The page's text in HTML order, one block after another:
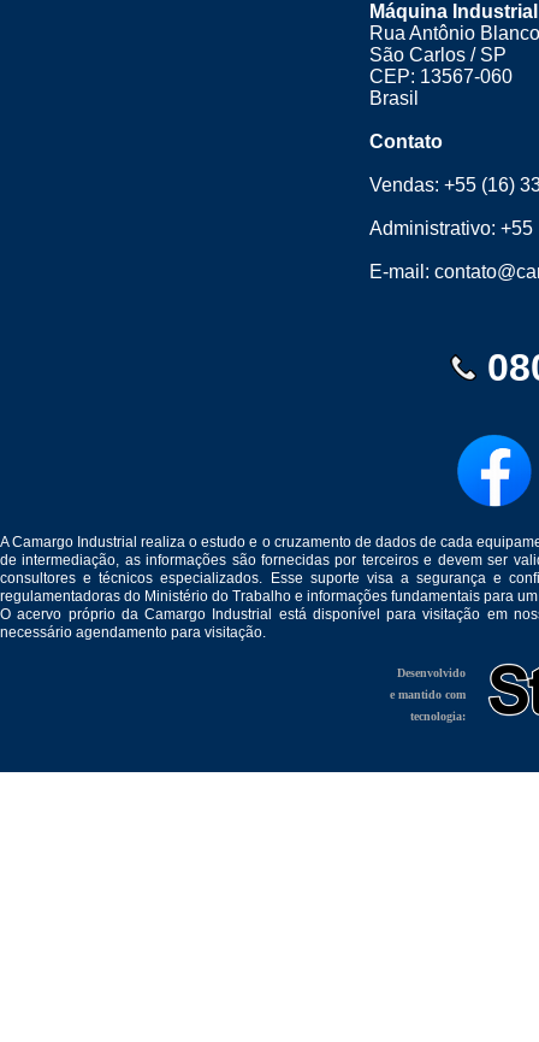
Máquina Industrial
Rua Antônio
São Carlos / SP
CEP: 13567-060
Brasil
Contato
Vendas:+55 (16)
Administrativo:+55
E-mail:
A Camargo Industrial realiza o estudo e o cruzamento de dados de cada
de intermediação, as informações são fornecidas por terceiros e devem ser
consultores e técnicos especializados. Esse suporte visa a segurança e
regulamentadoras do Ministério do Trabalho e informações fundamentais para
O acervo próprio da Camargo Industrial está disponível para visitação em
necessário agendamento para visitação.
Desenvolvido
e mantido com
tecnologia: